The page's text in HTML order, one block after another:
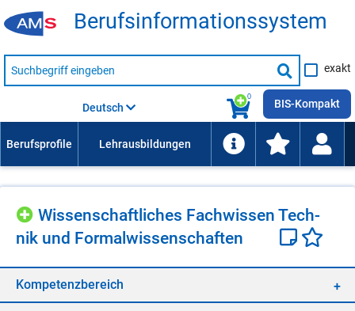
Be­rufs­in­for­ma­ti­ons­sys­tem
Suche
nach
Suche
starten
exakt
0
Deutsch BIS-Kompakt
Wis­sen­schaft­li­ches Fach­wis­sen Tech­
nik und For­mal­wis­sen­schaf­ten
Kom­pe­tenz­be­reich